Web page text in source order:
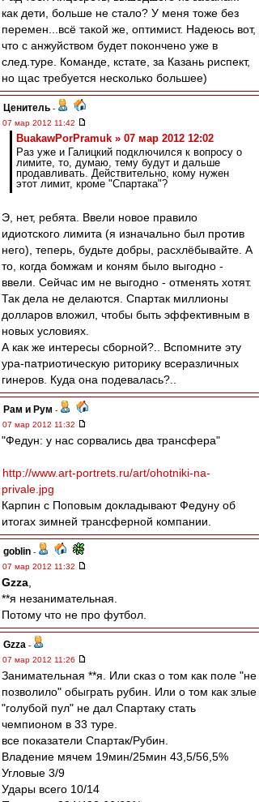
как дети, больше не стало? У меня тоже без
перемен...всё такой же, оптимист. Надеюсь вот,
что с анжуйством будет покончено уже в
след.туре. Команде, кстате, за Казань риспект,
но щас требуется несколько большее)
Ценитель -
07 мар 2012 11:42
BuakawPorPramuk » 07 мар 2012 12:02
Раз уже и Галицкий подключился к вопросу о
лимите, то, думаю, тему будут и дальше
продавливать. Действительно, кому нужен
этот лимит, кроме "Спартака"?
Э, нет, ребята. Ввели новое правило
идиотского лимита (я изначально был против
него), теперь, будьте добры, расхлёбывайте. А
то, когда бомжам и коням было выгодно -
ввели. Сейчас им не выгодно - отменять хотят.
Так дела не делаются. Спартак миллионы
долларов вложил, чтобы быть эффективным в
новых условиях.
А как же интересы сборной?.. Вспомните эту
ура-патриотическую риторику всеразличных
гинеров. Куда она подевалась?..
Рам и Рум -
07 мар 2012 11:32
"Федун: у нас сорвались два трансфера"
http://www.art-portrets.ru/art/ohotniki-na-
privale.jpg
Карпин с Поповым докладывают Федуну об
итогах зимней трансферной компании.
goblin -
07 мар 2012 11:32
Gzza
**я незанимательная.
Потому что не про футбол.
Gzza -
07 мар 2012 11:26
Занимательная **я. Или сказ о том как поле "не
позволило" обыграть рубин. Или о том как злые
"голубой пул" не дал Спартаку стать
чемпионом в 33 туре.
все показатели Спартак/Рубин.
Владение мячем 19мин/25мин 43,5/56,5%
Угловые 3/9
Удары всего 10/14